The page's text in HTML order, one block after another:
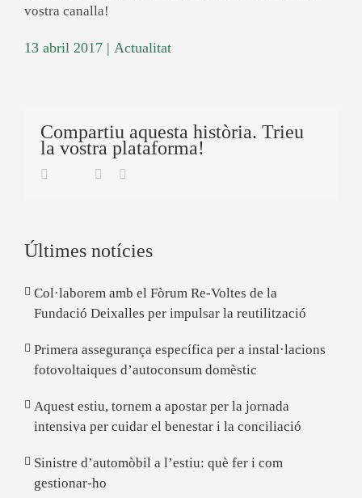
vostra canalla!
13 abril 2017 | Actualitat
Compartiu aquesta història. Trieu
la vostra plataforma!
Facebook
TwitterLinkedin
Últimes notícies
Col·laborem amb el Fòrum Re-Voltes de la
Fundació Deixalles per impulsar la reutilització
Primera assegurança específica per a instal·lacions
fotovoltaiques d’autoconsum domèstic
Aquest estiu, tornem a apostar per la jornada
intensiva per cuidar el benestar i la conciliació
Sinistre d’automòbil a l’estiu: què fer i com
gestionar-ho